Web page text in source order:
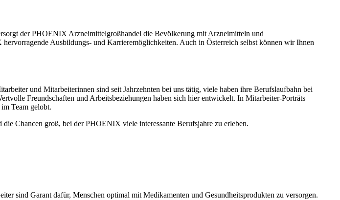
der PHOENIX Arzneimittelgroßhandel die Bevölkerung mit Arzneimitteln und
Ausbildungs- und Karrieremöglichkeiten. Auch in Österreich selbst können wir Ihnen
und Mitarbeiterinnen sind seit Jahrzehnten bei uns tätig, viele haben ihre Berufslaufbahn bei
Freundschaften und Arbeitsbeziehungen haben sich hier entwickelt. In Mitarbeiter-Porträts
Team gelobt.
Chancen groß, bei der PHOENIX viele interessante Berufsjahre zu erleben.
sind Garant dafür, Menschen optimal mit Medikamenten und Gesundheitsprodukten zu versorgen.